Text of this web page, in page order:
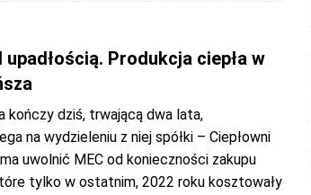
Produkcja ciepła w
kończy dziś, trwającą dwa lata,
na wydzieleniu z niej spółki – Ciepłowni
uwolnić MEC od konieczności zakupu
tylko w ostatnim, 2022 roku kosztowały